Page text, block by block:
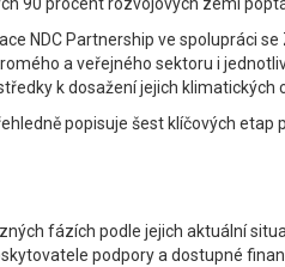
NDC Partnership ve spolupráci
a veřejného sektoru i
k dosažení jejich klimatických
popisuje šest klíčových
fázích podle jejich aktuální
podpory a dostupné